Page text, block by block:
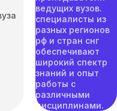
ведущих вузов.
специалисты из
разных регионов
рф и стран снг
обеспечивают
широкий спектр
знаний и опыт
работы с
различными
дисциплинами.